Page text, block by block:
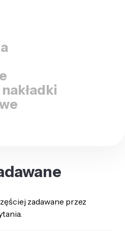
zadawane przez